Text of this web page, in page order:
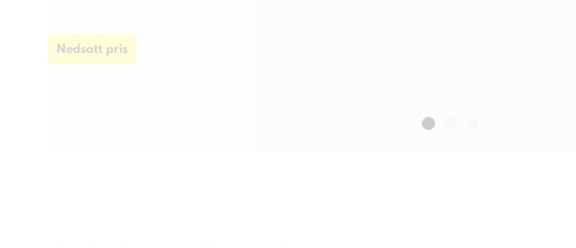
Nedsatt pris